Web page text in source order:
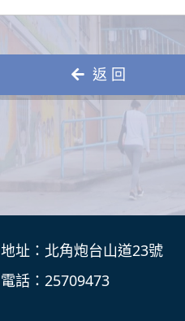
返 回
地址：北角炮台山道23號
電話：25709473